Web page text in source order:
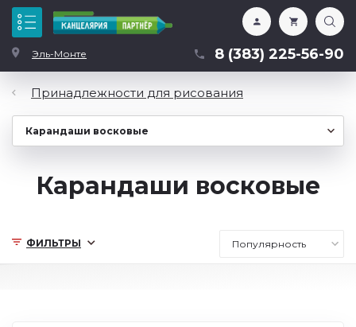
Эль-Монте 8 (383) 225-56-90
Каталог
ФИЛЬТРЫ
Принадлежности для рисования
Карандаши восковые